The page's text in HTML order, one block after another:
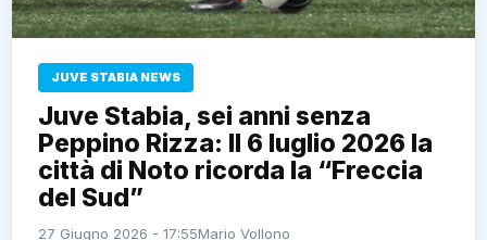
JUVE STABIA NEWS
Juve Stabia, sei anni senza
Peppino Rizza: Il 6 luglio 2026 la
città di Noto ricorda la “Freccia
del Sud”
27 Giugno 2026 - 17:55Mario Vollono